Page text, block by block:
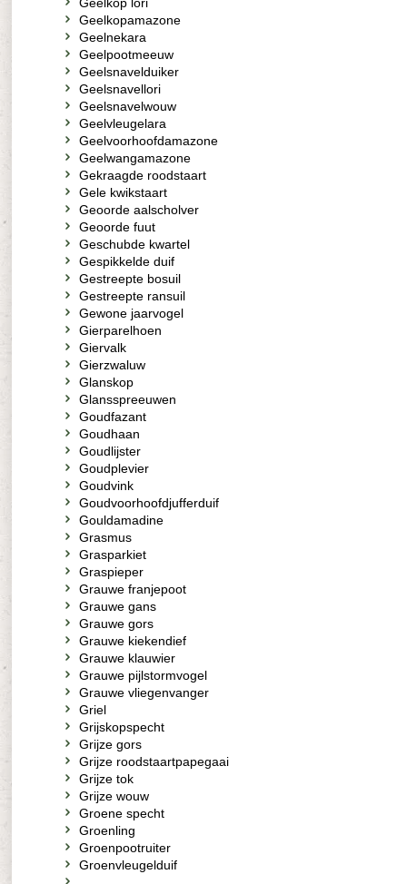
Geelkopamazone
Geelnekara
Geelpootmeeuw
Geelsnavelduiker
Geelsnavellori
Geelsnavelwouw
Geelvleugelara
Geelvoorhoofdamazone
Geelwangamazone
Gekraagde roodstaart
Gele kwikstaart
Geoorde aalscholver
Geoorde fuut
Geschubde kwartel
Gespikkelde duif
Gestreepte bosuil
Gestreepte ransuil
Gewone jaarvogel
Gierparelhoen
Giervalk
Gierzwaluw
Glanskop
Glansspreeuwen
Goudfazant
Goudhaan
Goudlijster
Goudplevier
Goudvink
Goudvoorhoofdjufferduif
Gouldamadine
Grasmus
Grasparkiet
Graspieper
Grauwe franjepoot
Grauwe gans
Grauwe gors
Grauwe kiekendief
Grauwe klauwier
Grauwe pijlstormvogel
Grauwe vliegenvanger
Griel
Grijskopspecht
Grijze gors
Grijze roodstaartpapegaai
Grijze tok
Grijze wouw
Groene specht
Groenling
Groenpootruiter
Groenvleugelduif